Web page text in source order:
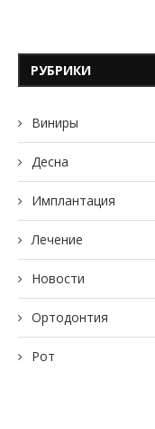
РУБРИКИ
Виниры
Десна
Имплантация
Лечение
Новости
Ортодонтия
Рот